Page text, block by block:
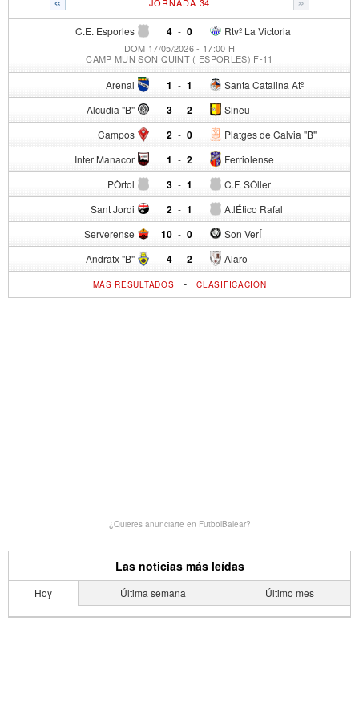
C.E. Esporles 4 - Rtvº La Victoria
0
DOM 17/05/2026 - 17:00 H
CAMP MUN SON QUINT ( ESPORLES) F-11
Arenal 1 - Santa Catalina Atº
1
Alcudia "B" 3 - Sineu
2
Campos 2 - Platges de Calvia "B"
0
Inter Manacor 1 - Ferriolense
2
PÒrtol 3 - C.F. SÓller
1
Sant Jordi 2 - AtlÉtico Rafal
1
Serverense 10 - Son VerÍ
0
Andratx "B" 4 - Alaro
2
MÁS RESULTADOS -CLASIFICACIÓN
¿Quieres anunciarte en FutbolBalear?
Las noticias más leídas
Hoy Última semana Último mes